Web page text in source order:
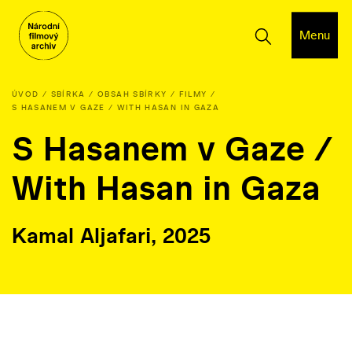
Menu
ÚVOD SBÍRKA OBSAH SBÍRKY
FILMY
S HASANEM V GAZE / WITH HASAN IN GAZA
S Hasanem v Gaze /
With Hasan in Gaza
Kamal Aljafari, 2025